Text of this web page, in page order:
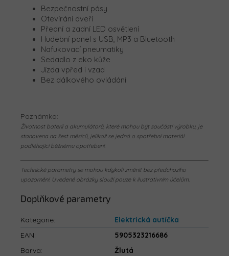
Bezpečnostní pásy
Otevírání dveří
Přední a zadní LED osvětlení
Hudební panel s USB, MP3 a Bluetooth
Nafukovací pneumatiky
Sedadlo z eko kůže
Jízda vpřed i vzad
Bez dálkového ovládání
Poznámka:
Životnost baterií a akumulátorů, které mohou být součástí výrobku, je
stanovena na šest měsíců, jelikož se jedná o spotřební materiál
podléhající běžnému opotřebení.
Technické parametry se mohou kdykoli změnit bez předchozího
upozornění. Uvedené obrázky slouží pouze k ilustrativním účelům.
Doplňkové parametry
Kategorie:
Elektrická autíčka
EAN:
5905323216686
Barva:
Žlutá